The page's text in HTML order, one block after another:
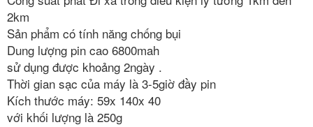
2km
Sản phẩm có tính năng chống bụi
Dung lượng pin cao 6800mah
sử dụng được khoảng 2ngày .
Thời gian sạc của máy là 3-5giờ đầy pin
Kích thước máy: 59x 140x 40
với khối lượng là 250g